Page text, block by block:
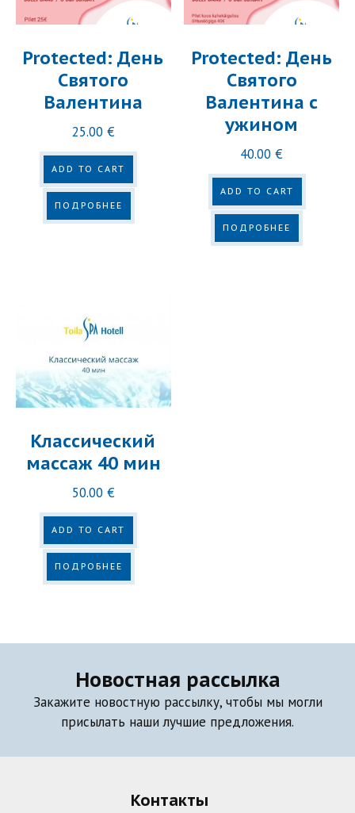
Protected: День
Святого
Валентина
25.00 €
ADD TO CART
ПОДРОБНЕЕ
Protected: День
Святого
Валентина с
ужином
40.00€
ADD TO CART
ПОДРОБНЕЕ
Классический
массаж 40 мин
50.00 €
ADD TO CART
ПОДРОБНЕЕ
Новостная рассылка
Закажите новостную рассылку, чтобы мы могли
присылать наши лучшие предложения.
Контакты